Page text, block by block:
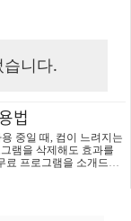
니다.
법
중일 때, 컴이 느려지는
램을 삭제해도 효과를
료 프로그램을 소개드립